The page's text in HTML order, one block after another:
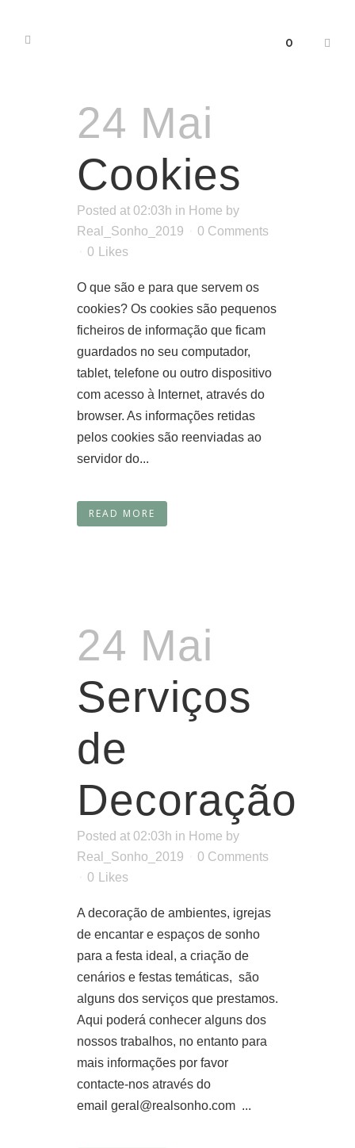
0
24 Mai
Cookies
Posted at 02:03h in Home by
Real_Sonho_2019
0 Comments
0
Likes
O que são e para que servem os
cookies? Os cookies são pequenos
ficheiros de informação que ficam
guardados no seu computador,
tablet, telefone ou outro dispositivo
com acesso à Internet, através do
browser. As informações retidas
pelos cookies são reenviadas ao
servidor do...
READ MORE
24 Mai
Serviços
de
Decoração
Posted at 02:03h in Home by
Real_Sonho_2019
0 Comments
0
Likes
A decoração de ambientes, igrejas
de encantar e espaços de sonho
para a festa ideal, a criação de
cenários e festas temáticas, são
alguns dos serviços que prestamos.
Aqui poderá conhecer alguns dos
nossos trabalhos, no entanto para
mais informações por favor
contacte-nos através do
email geral@realsonho.com ...